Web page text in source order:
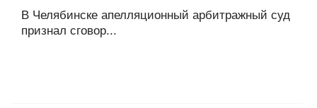
В Челябинске апелляционный арбитражный суд
признал сговор...